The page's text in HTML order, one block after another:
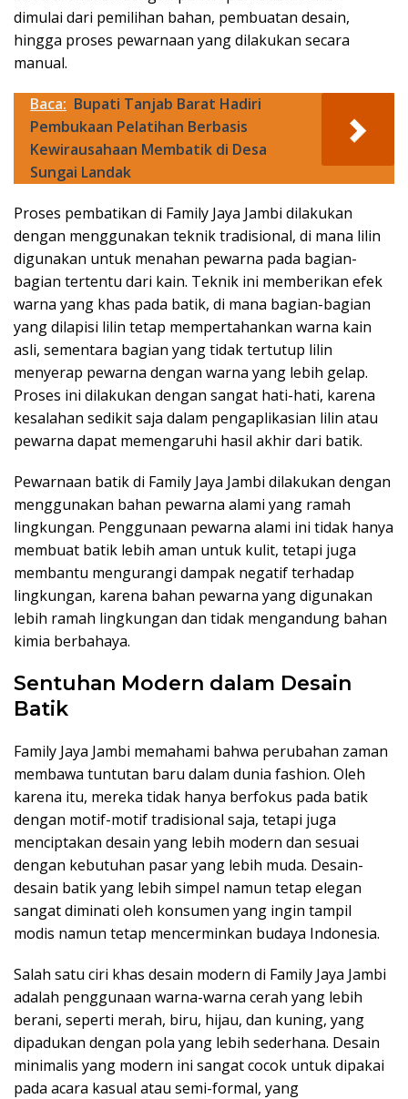
dimulai dari pemilihan bahan, pembuatan desain,
hingga proses pewarnaan yang dilakukan secara
manual.
Baca: Bupati Tanjab Barat Hadiri
Pembukaan Pelatihan Berbasis
Kewirausahaan Membatik di Desa
Sungai Landak
Proses pembatikan di Family Jaya Jambi dilakukan
dengan menggunakan teknik tradisional, di mana lilin
digunakan untuk menahan pewarna pada bagian-
bagian tertentu dari kain. Teknik ini memberikan efek
warna yang khas pada batik, di mana bagian-bagian
yang dilapisi lilin tetap mempertahankan warna kain
asli, sementara bagian yang tidak tertutup lilin
menyerap pewarna dengan warna yang lebih gelap.
Proses ini dilakukan dengan sangat hati-hati, karena
kesalahan sedikit saja dalam pengaplikasian lilin atau
pewarna dapat memengaruhi hasil akhir dari batik.
Pewarnaan batik di Family Jaya Jambi dilakukan dengan
menggunakan bahan pewarna alami yang ramah
lingkungan. Penggunaan pewarna alami ini tidak hanya
membuat batik lebih aman untuk kulit, tetapi juga
membantu mengurangi dampak negatif terhadap
lingkungan, karena bahan pewarna yang digunakan
lebih ramah lingkungan dan tidak mengandung bahan
kimia berbahaya.
Sentuhan Modern dalam Desain
Batik
Family Jaya Jambi memahami bahwa perubahan zaman
membawa tuntutan baru dalam dunia fashion. Oleh
karena itu, mereka tidak hanya berfokus pada batik
dengan motif-motif tradisional saja, tetapi juga
menciptakan desain yang lebih modern dan sesuai
dengan kebutuhan pasar yang lebih muda. Desain-
desain batik yang lebih simpel namun tetap elegan
sangat diminati oleh konsumen yang ingin tampil
modis namun tetap mencerminkan budaya Indonesia.
Salah satu ciri khas desain modern di Family Jaya Jambi
adalah penggunaan warna-warna cerah yang lebih
berani, seperti merah, biru, hijau, dan kuning, yang
dipadukan dengan pola yang lebih sederhana. Desain
minimalis yang modern ini sangat cocok untuk dipakai
pada acara kasual atau semi-formal, yang